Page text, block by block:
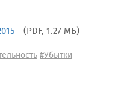
(PDF, 1.27 МБ)
#Убытки